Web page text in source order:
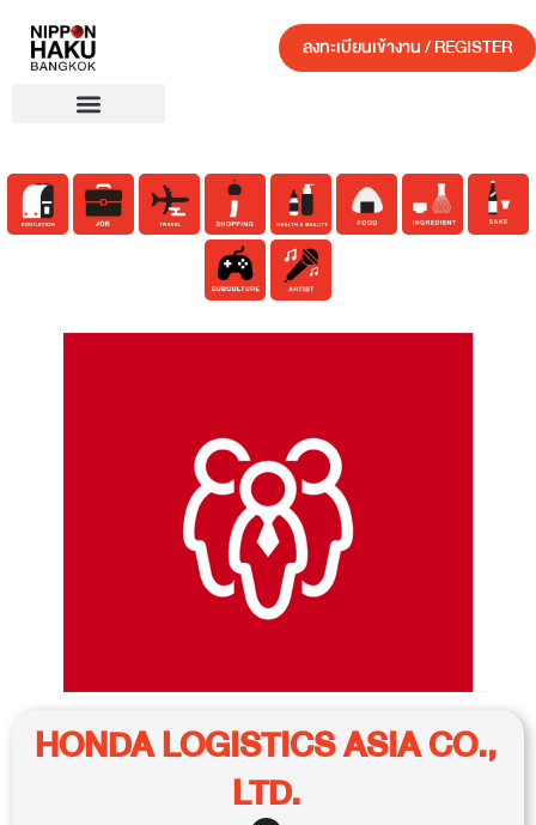
ลงทะเบียนเข้างาน / REGISTER
HONDA LOGISTICS ASIA CO.,
LTD.